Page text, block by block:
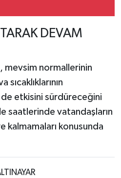
DEVAM
mevsim normallerinin
etkisini sürdüreceğini
saatlerinde vatandaşların
kalmamaları konusunda